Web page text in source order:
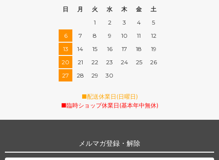
日
月 火 水 木 金
土
1
2 3 4
5
6
7 8 9 10 11
12
13
14 15 16 17 18
19
20
21 22 23 24 25
26
27
28 29 30
■配送休業日(日曜日)
■臨時ショップ休業日(基本年中無休)
メルマガ登録・解除